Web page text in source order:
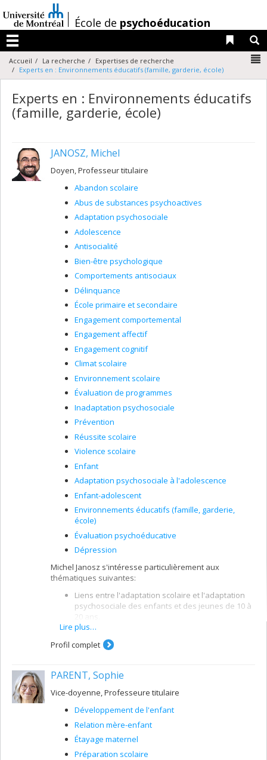
au
contenu
/École de psychoéducation
Menu
Liens
Accueil La recherche
Expertises de recherche
Experts en : Environnements éducatifs (famille, garderie, école)
Experts en : Environnements éducatifs
(famille, garderie, école)
JANOSZ, Michel
Doyen, Professeur titulaire
Abandon scolaire
Abus de substances psychoactives
Adaptation psychosociale
Adolescence
Antisocialité
Bien-être psychologique
Comportements antisociaux
Délinquance
École primaire et secondaire
Engagement comportemental
Engagement affectif
Engagement cognitif
Climat scolaire
Environnement scolaire
Évaluation de programmes
Inadaptation psychosociale
Prévention
Réussite scolaire
Violence scolaire
Enfant
Adaptation psychosociale à l'adolescence
Enfant-adolescent
Environnements éducatifs (famille, garderie,
école)
Évaluation psychoéducative
Dépression
Michel Janosz s'intéresse particulièrement aux
thématiques suivantes:
Liens entre l'adaptation scolaire et l'adaptation
psychosociale des enfants et des jeunes de 10 à
Abandon scolaire, violence à l'école, abus de
drogue, délinquance et dépression.
l'individu et utilisation de typologies) et rôle de
l'environnement scolaire sur l'adaptation
individuelle.
Lire plus…
Profil complet
PARENT, Sophie
Vice-doyenne, Professeure titulaire
Développement de l'enfant
Relation mère-enfant
Étayage maternel
Préparation scolaire